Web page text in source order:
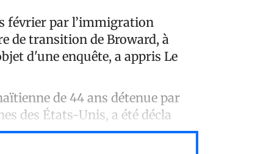
février par l’immigration
de transition de Broward, à
d'une enquête, a appris Le
de 44 ans détenue par
des États-Unis, a été décla